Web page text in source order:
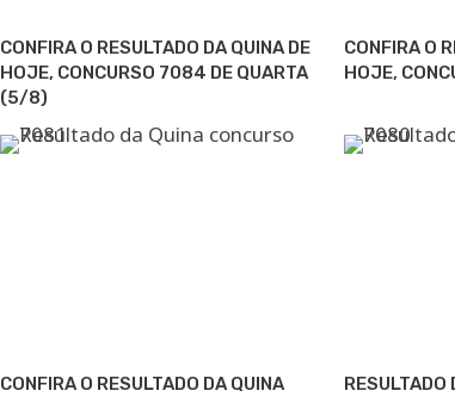
CONFIRA O RESULTADO DA QUINA DE
HOJE, CONCURSO 7084 DE QUARTA
(5/8)
CONFIRA O
HOJE,
CONFIRA O RESULTADO DA QUINA
RESULTADO